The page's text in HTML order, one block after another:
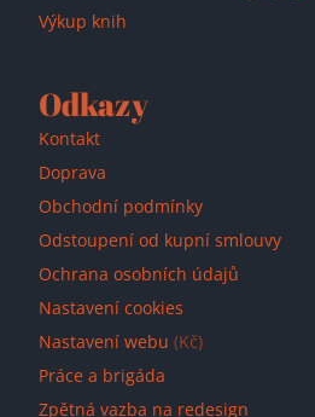
Výkup knih
Odkazy
Kontakt
Doprava
Obchodní podmínky
Odstoupení od kupní smlouvy
Ochrana osobních údajů
Nastavení cookies
Nastavení webu (Kč)
Práce a brigáda
Zpětná vazba na redesign